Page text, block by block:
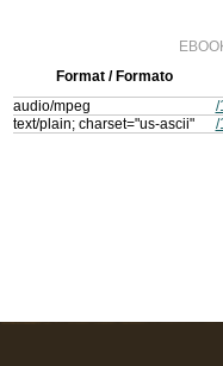
Format / Formato
audio/mpeg
/
text/plain; charset="us-ascii"
/